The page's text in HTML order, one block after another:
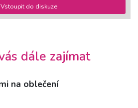
Vstoupit do diskuze
dále zajímat
na oblečení